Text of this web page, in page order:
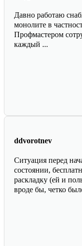
Давно работаю
монолите в
Профмастером
каждый ...
ddvorotnev
Ситуация перед
состоянии,
раскладку (ей и
вроде бы, четко